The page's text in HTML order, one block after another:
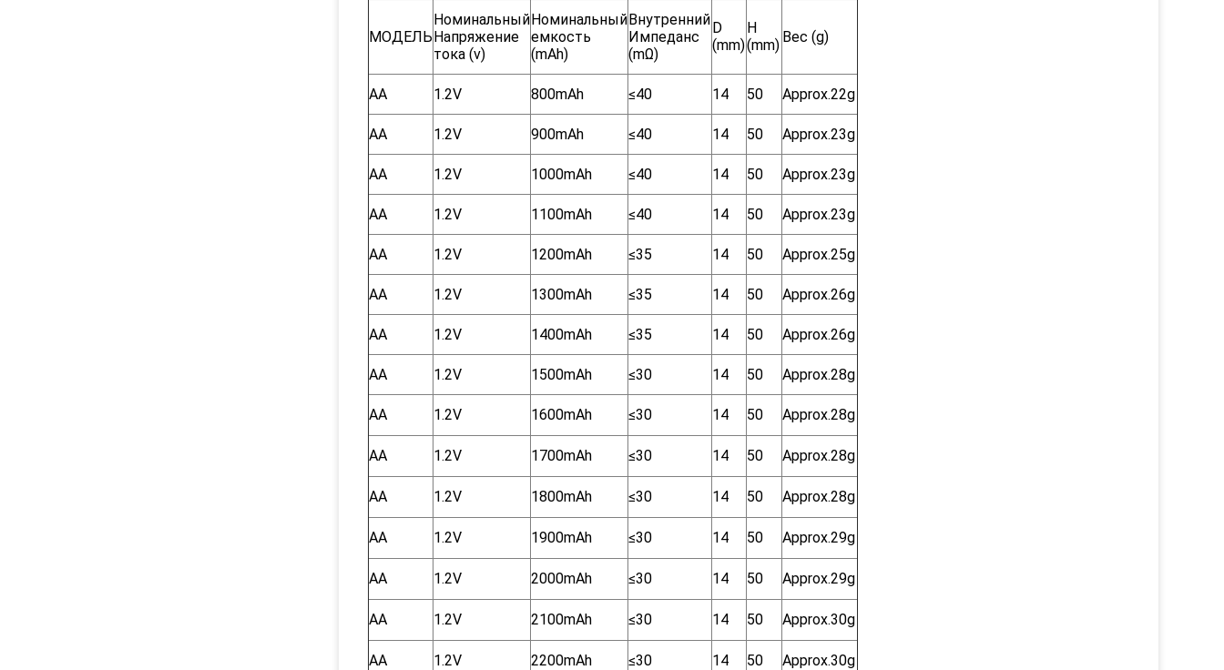
МОДЕЛЬ
Номинальный
Напряжение
тока (v)
Номинальный
емкость
(mAh)
Внутренний
Импеданс
(mΩ)
D
(mm)
H
(mm) Вес (g)
AA 1.2V 800mAh ≤40 14 50 Approx.22g
AA 1.2V 900mAh ≤40 14 50 Approx.23g
AA 1.2V 1000mAh ≤40 14 50 Approx.23g
AA 1.2V 1100mAh ≤40 14 50 Approx.23g
AA 1.2V 1200mAh ≤35 14 50 Approx.25g
AA 1.2V 1300mAh ≤35 14 50 Approx.26g
AA 1.2V 1400mAh ≤35 14 50 Approx.26g
AA 1.2V 1500mAh ≤30 14 50 Approx.28g
AA 1.2V 1600mAh ≤30 14 50 Approx.28g
AA 1.2V 1700mAh ≤30 14 50 Approx.28g
AA 1.2V 1800mAh ≤30 14 50 Approx.28g
AA 1.2V 1900mAh ≤30 14 50 Approx.29g
AA 1.2V 2000mAh ≤30 14 50 Approx.29g
AA 1.2V 2100mAh ≤30 14 50 Approx.30g
AA 1.2V 2200mAh ≤30 14 50 Approx.30g